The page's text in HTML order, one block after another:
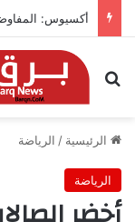
أكسيوس:
بحث عن
الرئيسية / الرياضة
الرياضة